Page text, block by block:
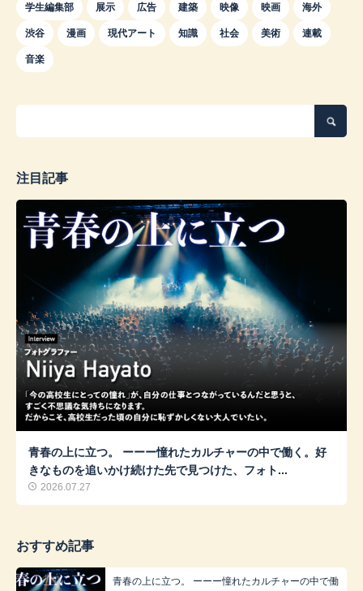
学生編集部 展示 広告 建築 映像 映画 海外
渋谷 漫画 現代アート 知識 社会 美術 連載
音楽
注目記事
青春の上に立つ。 ーーー憧れたカルチャーの中で働く。好
きなものを追いかけ続けた先で見つけた、フォト...
2026.07.27
おすすめ記事
青春の上に立つ。 ーーー憧れたカルチャーの中で働